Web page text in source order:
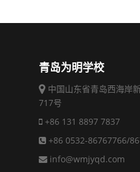
青岛为明学校
中国山东省青岛西海岸
717号
+86 131 8897 7837
+86 0532-86767766/
info@wmjyqd.com